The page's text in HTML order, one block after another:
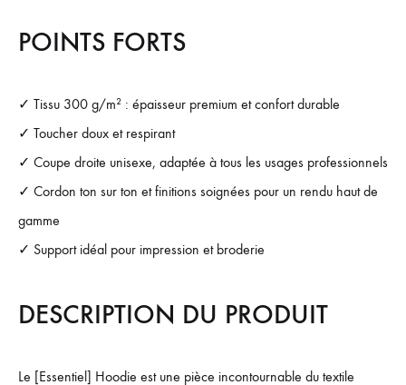
POINTS FORTS
✓ Tissu 300 g/m² : épaisseur premium et confort durable
✓ Toucher doux et respirant
✓ Coupe droite unisexe, adaptée à tous les usages professionnels
✓ Cordon ton sur ton et finitions soignées pour un rendu haut de
gamme
✓ Support idéal pour impression et broderie
DESCRIPTION DU PRODUIT
Le [Essentiel] Hoodie est une pièce incontournable du textile